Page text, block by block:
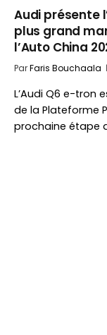
Audi présente
plus grand
l’Auto China
ParFaris Bouchaala
L’Audi Q6 e-tron
de la Plateforme
prochaine étape